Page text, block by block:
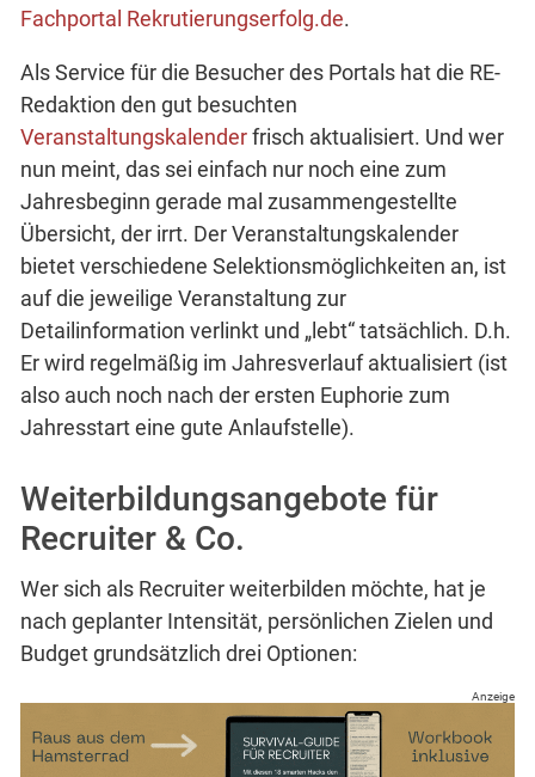
Fachportal Rekrutierungserfolg.de.
Als Service für die Besucher des Portals hat die RE-
Redaktion den gut besuchten
Veranstaltungskalenderfrisch aktualisiert. Und wer
nun meint, das sei einfach nur noch eine zum
Jahresbeginn gerade mal zusammengestellte
Übersicht, der irrt. Der Veranstaltungskalender
bietet verschiedene Selektionsmöglichkeiten an, ist
auf die jeweilige Veranstaltung zur
Detailinformation verlinkt und „lebt“ tatsächlich. D.h.
Er wird regelmäßig im Jahresverlauf aktualisiert (ist
also auch noch nach der ersten Euphorie zum
Jahresstart eine gute Anlaufstelle).
Weiterbildungsangebote für
Recruiter & Co.
Wer sich als Recruiter weiterbilden möchte, hat je
nach geplanter Intensität, persönlichen Zielen und
Budget grundsätzlich drei Optionen:
Anzeige